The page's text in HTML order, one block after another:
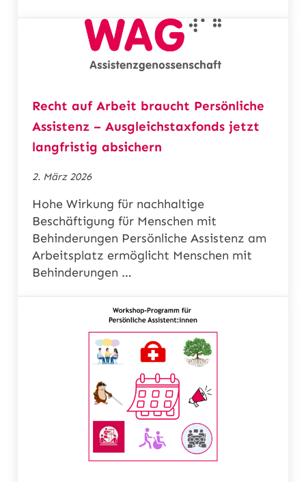
Recht auf Arbeit braucht Persönliche
Assistenz – Ausgleichstaxfonds jetzt
langfristig absichern
2. März 2026
Hohe Wirkung für nachhaltige
Beschäftigung für Menschen mit
Behinderungen Persönliche Assistenz am
Arbeitsplatz ermöglicht Menschen mit
Behinderungen …